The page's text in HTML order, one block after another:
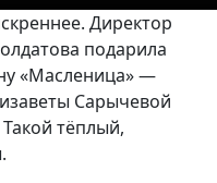
Директор
подарила
«Масленица» —
Сарычевой
Такой тёплый,